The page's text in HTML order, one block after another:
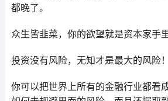
都晚了。
众生皆韭菜，你的欲望就是资本家手
投资没有风险，无知才是最大的风险！
你可以把世界上所有的金融行业都看